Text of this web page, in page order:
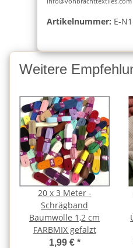
Artikelnummer: E-
Weitere
20 x 3 Meter -
Schrägband
Baumwolle 1,2 cm
FARBMIX gefalzt
1,99 € *